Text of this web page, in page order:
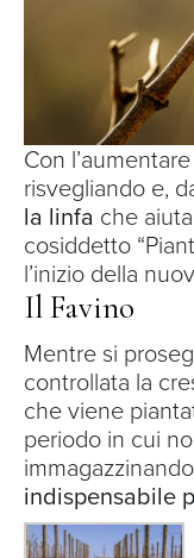
Con
risvegliando e,
la linfa che
cosiddetto “
l’inizio della
Il Favino
Mentre si
controllata la
che viene
periodo in cui
indispensabile